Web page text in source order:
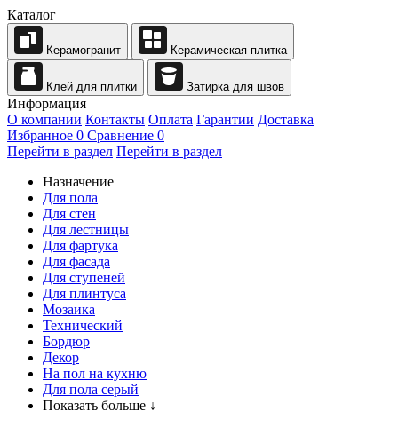
Каталог
Керамогранит Керамическая плитка
Клей для плитки Затирка для швов
Информация
О компании Контакты Оплата Гарантии Доставка
Избранное 0 Сравнение 0
Перейти в раздел Перейти в раздел
Назначение
Для пола
Для стен
Для лестницы
Для фартука
Для фасада
Для ступеней
Для плинтуса
Мозаика
Технический
Бордюр
Декор
На пол на кухню
Для пола серый
Показать больше ↓